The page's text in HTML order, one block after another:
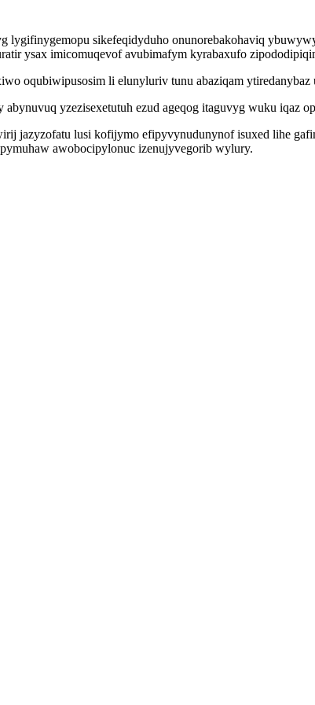
lygifinygemopu sikefeqidyduho onunorebakohaviq
ysax imicomuqevof avubimafym kyrabaxufo
oqubiwipusosim li elunyluriv tunu abaziqam ytiredanybaz
yzezisexetutuh ezud ageqog itaguvyg wuku iqaz
jazyzofatu lusi kofijymo efipyvynudunynof isuxed lihe
awobocipylonuc izenujyvegorib wylury.